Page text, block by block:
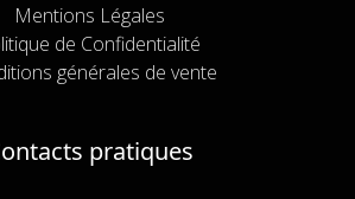
Mentions Légales
de Confidentialité
générales de vente
pratiques